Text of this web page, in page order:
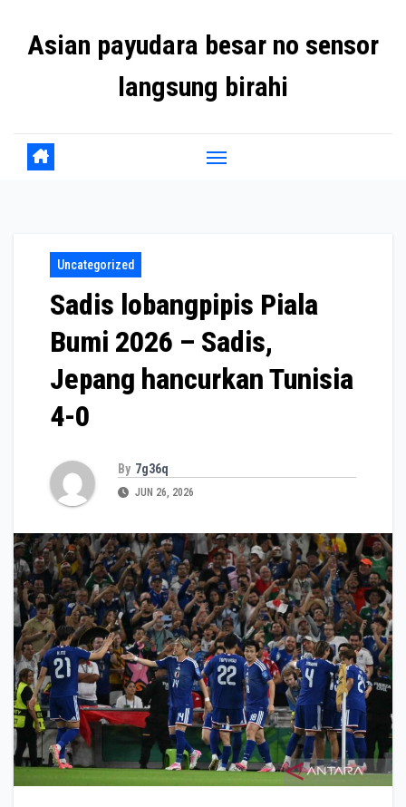
Asian payudara besar no sensor
langsung birahi
Uncategorized
Sadis lobangpipis Piala
Bumi 2026 – Sadis,
Jepang hancurkan Tunisia
4-0
By 7g36q
JUN 26, 2026